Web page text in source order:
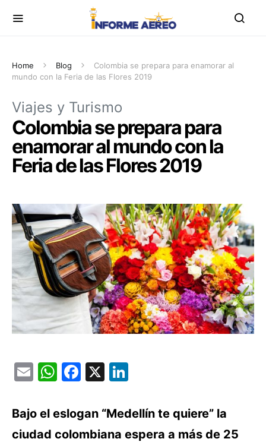
Home Blog
Colombia se prepara para enamorar al
mundo con la Feria de las Flores 2019
Viajes y Turismo
Colombia se prepara para
enamorar al mundo con la
Feria de las Flores 2019
EmailWhatsApp
Facebook
X
Bajo el eslogan “Medellín te quiere” la
ciudad colombiana espera a más de 25